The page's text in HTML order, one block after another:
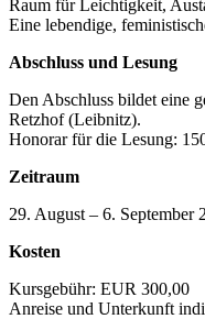
Raum für Leichtigkeit,
Eine lebendige,
Abschluss und Lesung
Den Abschluss bildet eine
Retzhof (Leibnitz).
Honorar für die Lesung:
Zeitraum
29. August – 6. September
Kosten
Kursgebühr: EUR 300,00
Anreise und Unterkunft